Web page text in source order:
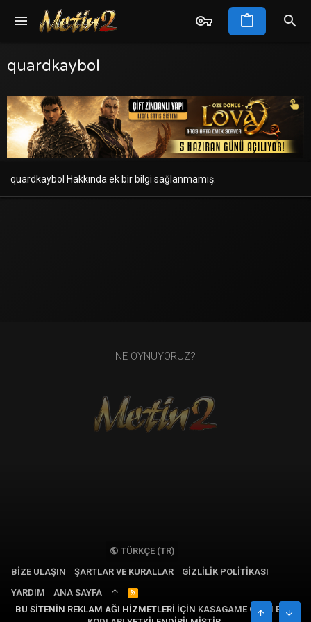
quardkaybol
quardkaybol Hakkında ek bir bilgi sağlanmamış.
NE OYNUYORUZ?
TÜRKÇE (TR)
BIZE ULAŞIN
ŞARTLAR VE KURALLAR
GIZLILIK POLITIKASI
YARDIM
ANA SAYFA
R
S
S
BU SITENIN REKLAM AĞI HIZMETLERI IÇIN KASAGAME OYUN EPIN